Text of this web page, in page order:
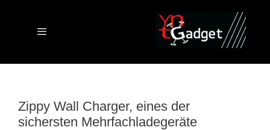
Menu
Zippy Wall Charger, eines der
sichersten Mehrfachladegeräte